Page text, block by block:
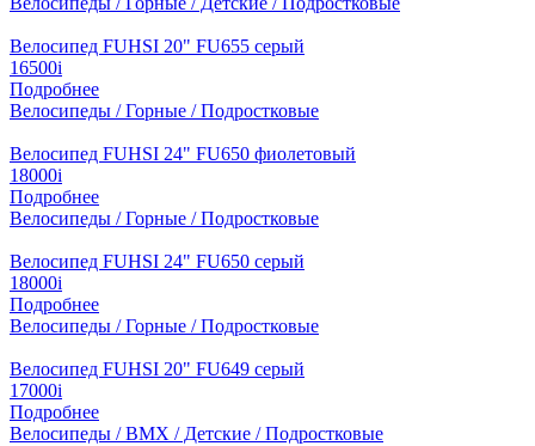
Велосипед FUHSI 20" FU655 серый
16500i
Подробнее
Велосипеды / Горные / Подростковые
Велосипед FUHSI 24" FU650 фиолетовый
18000i
Подробнее
Велосипеды / Горные / Подростковые
Велосипед FUHSI 24" FU650 серый
18000i
Подробнее
Велосипеды / Горные / Подростковые
Велосипед FUHSI 20" FU649 серый
17000i
Подробнее
Велосипеды / BMX / Детские / Подростковые